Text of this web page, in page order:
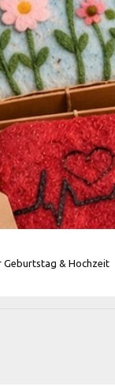
Geburtstag & Hochzeit